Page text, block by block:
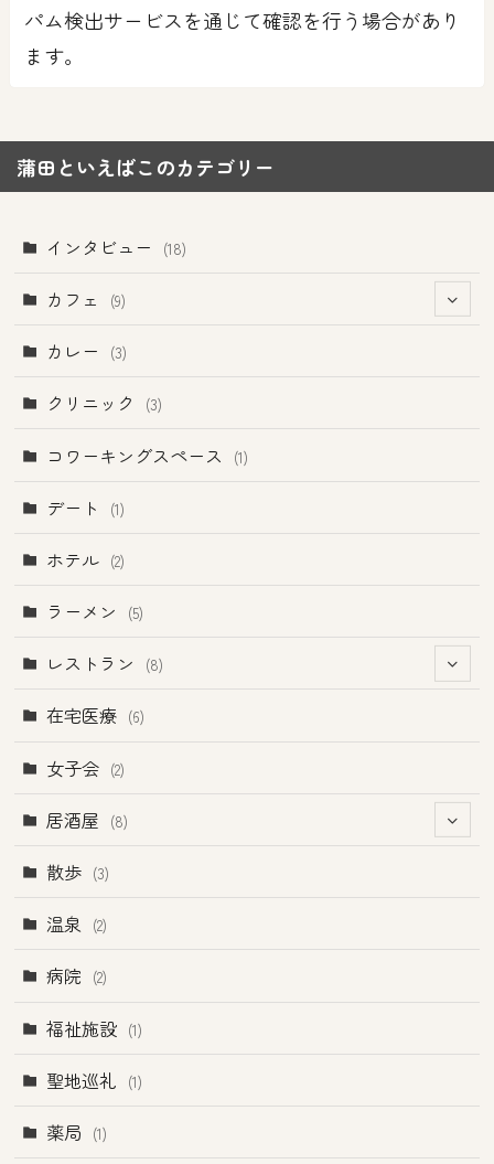
パム検出サービスを通じて確認を行う場合があり
ます。
蒲田といえばこのカテゴリー
インタビュー (18)
カフェ (9)
(1)
カレー (3)
クリニック (3)
コワーキングスペース (1)
デート (1)
ホテル (2)
ラーメン (5)
レストラン (8)
(1)
在宅医療 (6)
女子会 (2)
居酒屋 (8)
散歩 (3)
温泉 (2)
病院 (2)
福祉施設 (1)
聖地巡礼 (1)
薬局 (1)